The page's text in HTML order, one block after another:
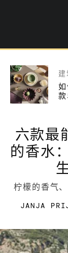
六款最
的香水
柠檬的香气
JANJA